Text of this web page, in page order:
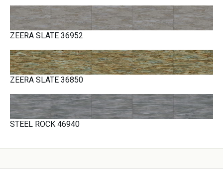
ZEERA SLATE 36952
ZEERA SLATE 36850
STEEL ROCK 46940